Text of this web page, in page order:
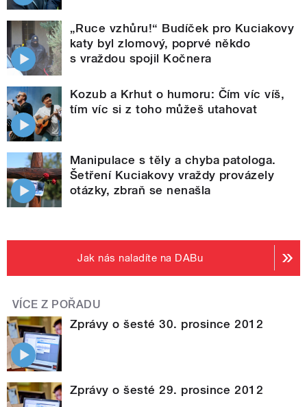
„Ruce vzhůru!“ Budíček pro Kuciakovy
katy byl zlomový, poprvé někdo
s vraždou spojil Kočnera
Kozub a Krhut o humoru: Čím víc víš,
tím víc si z toho můžeš utahovat
Manipulace s těly a chyba patologa.
Šetření Kuciakovy vraždy provázely
otázky, zbraň se nenašla
Jak nás naladíte na DABu
VÍCE Z POŘADU
Zprávy o šesté 30. prosince 2012
Zprávy o šesté 29. prosince 2012